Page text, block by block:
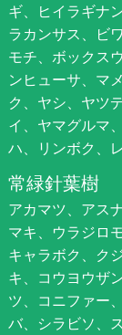
ギ、ヒイラギナ
ラカンサス、ビ
モチ、ボックス
ンヒューサ、マ
ク、ヤシ、ヤツ
イ、ヤマグルマ
ハ、リンボク、
常緑針葉樹
アカマツ、アス
マキ、ウラジロ
キャラボク、ク
キ、コウヨウザ
ツ、コニファー
バ、シラビソ、